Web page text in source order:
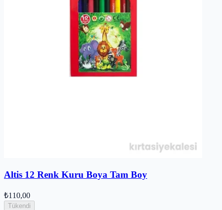
Altis 12 Renk Kuru Boya Tam Boy
₺110,00
Tükendi